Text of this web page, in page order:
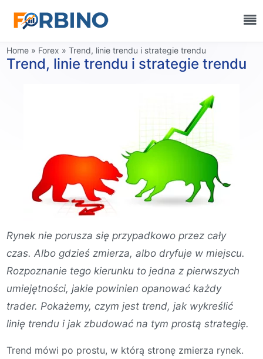
Home » Forex » Trend, linie trendu i strategie trendu
Trend, linie trendu i strategie trendu
Rynek nie porusza się przypadkowo przez cały
czas. Albo gdzieś zmierza, albo dryfuje w miejscu.
Rozpoznanie tego kierunku to jedna z pierwszych
umiejętności, jakie powinien opanować każdy
trader. Pokażemy, czym jest trend, jak wykreślić
linię trendu i jak zbudować na tym prostą strategię.
Trend mówi po prostu, w którą stronę zmierza rynek.